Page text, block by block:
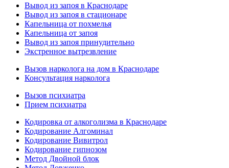
Вывод из запоя в Краснодаре
Вывод из запоя в стационаре
Капельница от похмелья
Капельница от запоя
Вывод из запоя принудительно
Экстренное вытрезвление
Вызов нарколога на дом в Краснодаре
Консультация нарколога
Вызов психиатра
Прием психиатра
Кодировка от алкоголизма в Краснодаре
Кодирование Алгоминал
Кодирование Вивитрол
Кодирование гипнозом
Метод Двойной блок